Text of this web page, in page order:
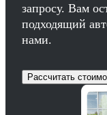
запросу. Вам
подходящий
нами.
Рассчитать